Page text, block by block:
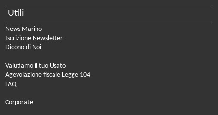
Utili
News Marino
Iscrizione Newsletter
Dicono di Noi
Valutiamo il tuo Usato
Agevolazione fiscale Legge 104
FAQ
Corporate